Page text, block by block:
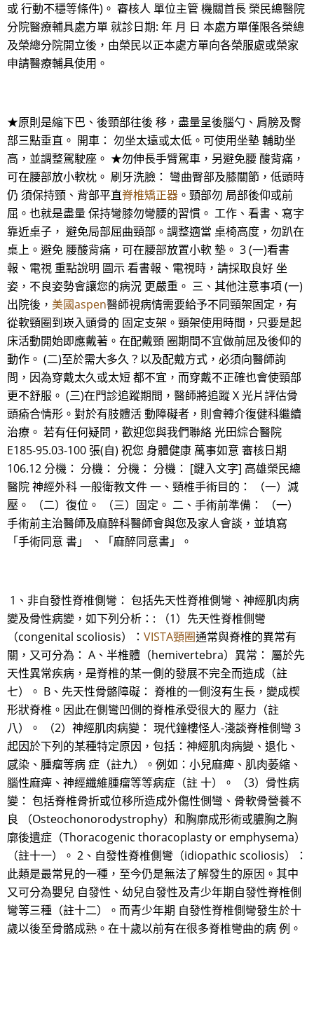
或 行動不穩等條件)。 審核人 單位主管 機關首長 榮民總醫院
分院醫療輔具處方單 就診日期: 年 月 日 本處方單僅限各榮總
及榮總分院開立後，由榮民以正本處方單向各榮服處或榮家
申請醫療輔具使用。
★原則是縮下巴、後頸部往後 移，盡量呈後腦勺、肩膀及臀
部三點垂直。 開車： 勿坐太遠或太低。可使用坐墊 輔助坐
高，並調整駕駛座。 ★勿伸長手臂駕車，另避免腰 酸背痛，
可在腰部放小軟枕。 刷牙洗臉： 彎曲臀部及膝關節，低頭時
仍 須保持頸、背部平直脊椎矯正器 。頸部勿 局部後仰或前
屈。也就是盡量 保持彎膝勿彎腰的習慣。 工作、看書、寫字
靠近桌子， 避免局部屈曲頸部。調整適當 桌椅高度，勿趴在
桌上。避免 腰酸背痛，可在腰部放置小軟 墊。 3 (一)看書
報、電視 重點說明 圖示 看書報、電視時，請採取良好 坐
姿，不良姿勢會讓您的病況 更嚴重。 三、其他注意事項 (一)
出院後， 美國aspen醫師視病情需要給予不同頸架固定，有
從軟頸圈到崁入頭骨的 固定支架。頸架使用時間，只要是起
床活動開始即應戴著。在配戴頸 圈期間不宜做前屈及後仰的
動作。 (二)至於需大多久？以及配戴方式，必須向醫師詢
問，因為穿戴太久或太短 都不宜，而穿戴不正確也會使頸部
更不舒服。 (三)在門診追蹤期間，醫師將追蹤 X 光片評估骨
頭瘉合情形。對於有肢體活 動障礙者，則會轉介復健科繼續
治療。 若有任何疑問，歡迎您與我們聯絡 光田綜合醫院
E185-95.03-100 張(自) 祝您 身體健康 萬事如意 審核日期
106.12 分機： 分機： 分機： 分機： [鍵入文字] 高雄榮民總
醫院 神經外科 一般衛教文件 一、頸椎手術目的： （一）減
壓。 （二）復位。 （三）固定。 二、手術前準備： （一）
手術前主治醫師及麻醉科醫師會與您及家人會談，並填寫
「手術同意 書」 、「麻醉同意書」。
1、非自發性脊椎側彎： 包括先天性脊椎側彎、神經肌肉病
變及骨性病變，如下列分析：: （1）先天性脊椎側彎
（congenital scoliosis）： VISTA頸圈通常與脊椎的異常有
關，又可分為： A、半椎體（hemivertebra）異常： 屬於先
天性異常疾病，是脊椎的某一側的發展不完全而造成（註
七）。 B、先天性骨骼障礙： 脊椎的一側沒有生長，變成楔
形狀脊椎。因此在側彎凹側的脊椎承受很大的 壓力（註
八）。 （2）神經肌肉病變： 現代鐘樓怪人-淺談脊椎側彎 3
起因於下列的某種特定原因，包括：神經肌肉病變、退化、
感染、腫瘤等病 症（註九）。例如：小兒麻痺、肌肉萎縮、
腦性麻痺、神經纖維腫瘤等等病症（註 十）。 （3）骨性病
變： 包括脊椎骨折或位移所造成外傷性側彎、骨軟骨營養不
良 （Osteochonorodystrophy）和胸廓成形術或膿胸之胸
廓後遺症（Thoracogenic thoracoplasty or emphysema）
（註十一）。 2、自發性脊椎側彎（idiopathic scoliosis）：
此類是最常見的一種，至今仍是無法了解發生的原因。其中
又可分為嬰兒 自發性、幼兒自發性及青少年期自發性脊椎側
彎等三種（註十二）。而青少年期 自發性脊椎側彎發生於十
歲以後至骨骼成熟。在十歲以前有在很多脊椎彎曲的病 例。